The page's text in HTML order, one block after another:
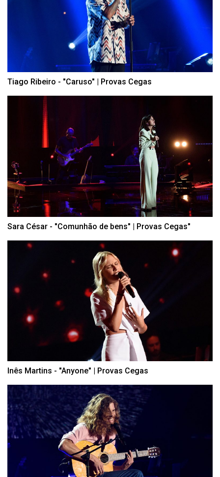
Tiago Ribeiro - "Caruso" | Provas Cegas
Sara César - "Comunhão de bens" | Provas Cegas"
Inês Martins - "Anyone" | Provas Cegas